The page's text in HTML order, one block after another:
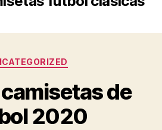
Categorías
de
2020